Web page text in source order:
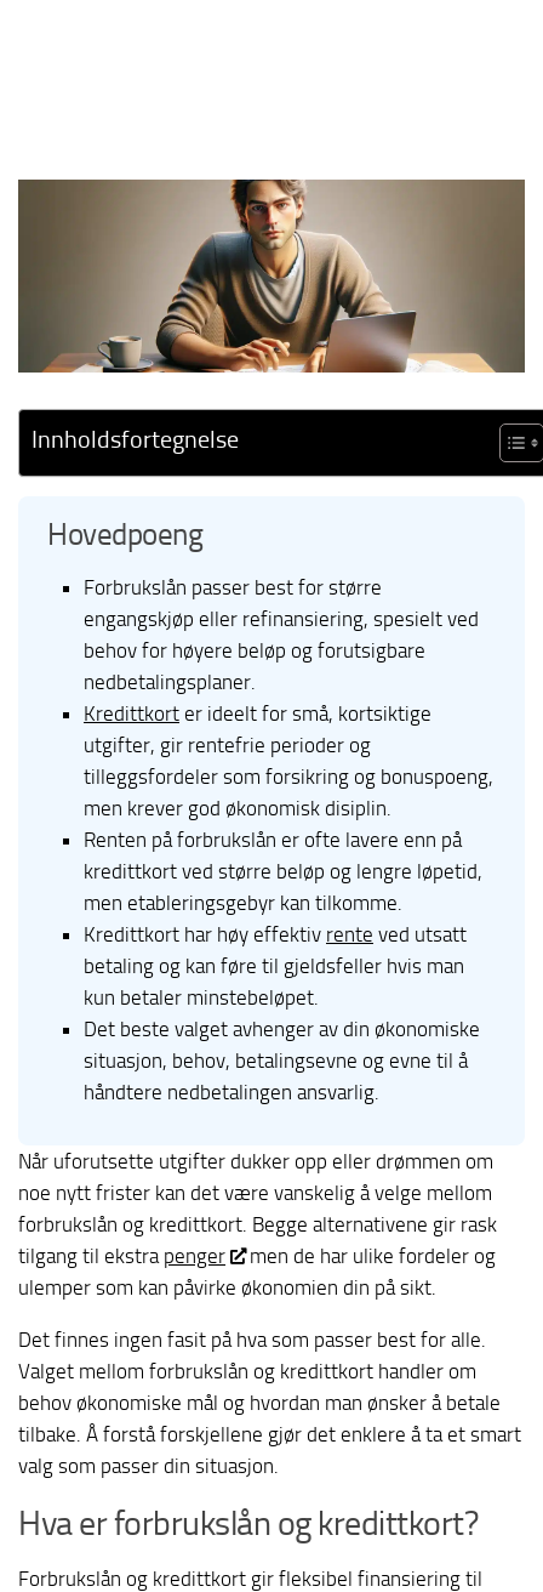
Innholdsfortegnelse
Hovedpoeng
Forbrukslån passer best for større
engangskjøp eller refinansiering, spesielt ved
behov for høyere beløp og forutsigbare
nedbetalingsplaner.
Kredittkort er ideelt for små, kortsiktige
utgifter, gir rentefrie perioder og
tilleggsfordeler som forsikring og bonuspoeng,
men krever god økonomisk disiplin.
Renten på forbrukslån er ofte lavere enn på
kredittkort ved større beløp og lengre løpetid,
men etableringsgebyr kan tilkomme.
Kredittkort har høy effektiv rente ved utsatt
betaling og kan føre til gjeldsfeller hvis man
kun betaler minstebeløpet.
Det beste valget avhenger av din økonomiske
situasjon, behov, betalingsevne og evne til å
håndtere nedbetalingen ansvarlig.
Når uforutsette utgifter dukker opp eller drømmen om
noe nytt frister kan det være vanskelig å velge mellom
forbrukslån og kredittkort. Begge alternativene gir rask
tilgang til ekstra penger
men de har ulike fordeler og
ulemper som kan påvirke økonomien din på sikt.
Det finnes ingen fasit på hva som passer best for alle.
Valget mellom forbrukslån og kredittkort handler om
behov økonomiske mål og hvordan man ønsker å betale
tilbake. Å forstå forskjellene gjør det enklere å ta et smart
valg som passer din situasjon.
Hva er forbrukslån og kredittkort?
Forbrukslån og kredittkort gir fleksibel finansiering til